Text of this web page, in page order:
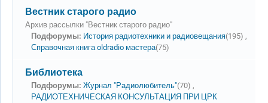
Нет новых сообщений
Вестник старого радио
Архив рассылки "Вестник старого радио"
Подфорумы: История радиотехники и радиовещания(195) ,
Справочная книга oldradio мастера(75)
Нет новых сообщений
Библиотека
Подфорумы: Журнал "Радиолюбитель"(70) ,
РАДИОТЕХНИЧЕСКАЯ КОНСУЛЬТАЦИЯ ПРИ ЦРК